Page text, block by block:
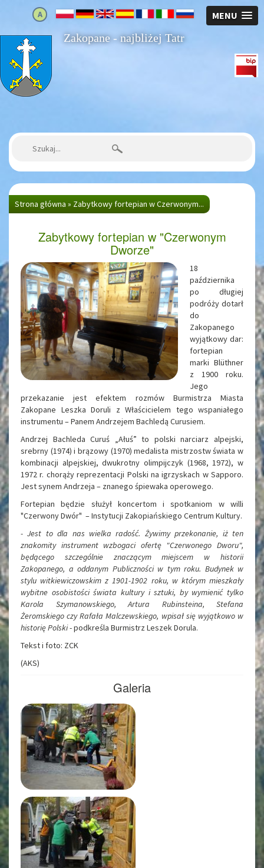
MENU
A
Strona główna Zakopane - najbliżej Tatr
Szukaj:
Strona główna » Zabytkowy fortepian w Czerwonym...
Zabytkowy fortepian w "Czerwonym
Dworze"
18
października
po długiej
podróży dotarł
do
Zakopanego
wyjątkowy dar:
fortepian
marki Blüthner
z 1900 roku.
Jego
przekazanie jest efektem rozmów Burmistrza Miasta
Zakopane Leszka Doruli z Właścicielem tego wspaniałego
instrumentu – Panem Andrzejem Bachledą Curusiem.
Andrzej Bachleda Curuś „Ałuś” to polski narciarz alpejski,
srebrny (1974) i brązowy (1970) medalista mistrzostw świata w
kombinacji alpejskiej, dwukrotny olimpijczyk (1968, 1972), w
1972 r. chorąży reprezentacji Polski na igrzyskach w Sapporo.
Jest synem Andrzeja – znanego śpiewaka operowego.
Fortepian będzie służył koncertom i spotkaniom w willi
"Czerwony Dwór" – Instytucji Zakopiańskiego Centrum Kultury.
- Jest to dla nas wielka radość. Żywimy przekonanie, iż ten
znakomity instrument wzbogaci ofertę "Czerwonego Dworu",
będącego szczególnie znaczącym miejscem w historii
Zakopanego, a oddanym Publiczności w tym roku. Budynek w
stylu witkiewiczowskim z 1901-1902 roku, w którym mieszkały
wybitne osobistości świata kultury i sztuki, by wymienić tylko
Karola Szymanowskiego, Artura Rubinsteina, Stefana
Żeromskiego czy Rafała Malczewskiego, wpisał się wyjątkowo w
historię Polski- podkreśla Burmistrz Leszek Dorula.
Tekst i foto: ZCK
(AKS)
Galeria